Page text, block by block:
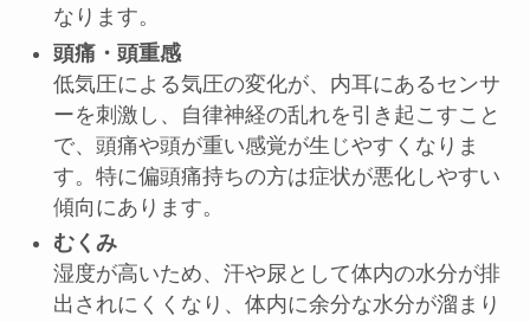
なります。
頭痛・頭重感
低気圧による気圧の変化が、内耳にあるセンサ
ーを刺激し、自律神経の乱れを引き起こすこと
で、頭痛や頭が重い感覚が生じやすくなりま
す。特に偏頭痛持ちの方は症状が悪化しやすい
傾向にあります。
むくみ
湿度が高いため、汗や尿として体内の水分が排
出されにくくなり、体内に余分な水分が溜まり